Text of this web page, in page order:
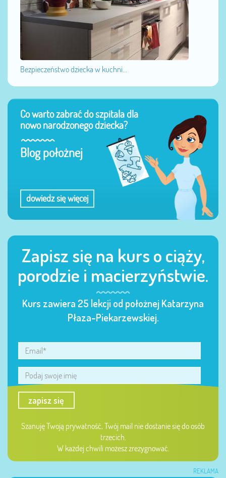
Bezpieczeństwo dziecka w kuchni...
Co warto zabrać do szpitala dla
nowo narodzonego dziecka?
Blog położnej
dowiedz się więcej
Zapisz się na kurs o ciąży,
porodzie i macierzyństwie.
Kurs zawiera 25 lekcji od położnej Katarzyna
Płaza-Piekarzewskiej.
zapisz się
Szanuję Twoją prywatność, Twój mail nie dostanie się do osób
trzecich.
W każdej chwili możesz zrezygnować.
REKLAMA